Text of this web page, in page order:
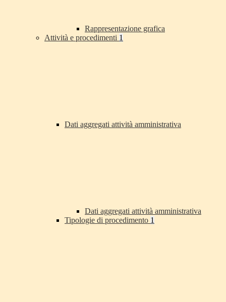
Rappresentazione grafica
Attività e procedimenti 1
Dati aggregati attività amministrativa
Dati aggregati attività amministrativa
Tipologie di procedimento 1